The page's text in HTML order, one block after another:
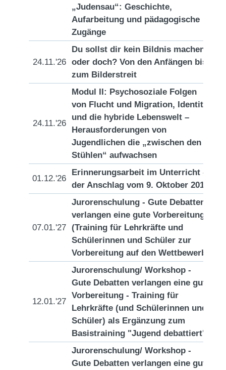
„Judensau“: Geschichte,
Aufarbeitung und pädagogische
Zugänge
24.11.'26
Du sollst dir kein Bildnis machen-
oder doch? Von den Anfängen bis
zum Bilderstreit
24.11.'26
Modul II: Psychosoziale Folgen
von Flucht und Migration, Identität
und die hybride Lebenswelt –
Herausforderungen von
Jugendlichen die „zwischen den
Stühlen“ aufwachsen
01.12.'26
Erinnerungsarbeit im Unterricht -
der Anschlag vom 9. Oktober 2019
07.01.'27
Jurorenschulung - Gute Debatten
verlangen eine gute Vorbereitung
(Training für Lehrkräfte und
Schülerinnen und Schüler zur
Vorbereitung auf den Wettbewerb)
12.01.'27
Jurorenschulung/ Workshop -
Gute Debatten verlangen eine gute
Vorbereitung - Training für
Lehrkräfte (und Schülerinnen und
Schüler) als Ergänzung zum
Basistraining "Jugend debattiert"
Jurorenschulung/ Workshop -
Gute Debatten verlangen eine gute